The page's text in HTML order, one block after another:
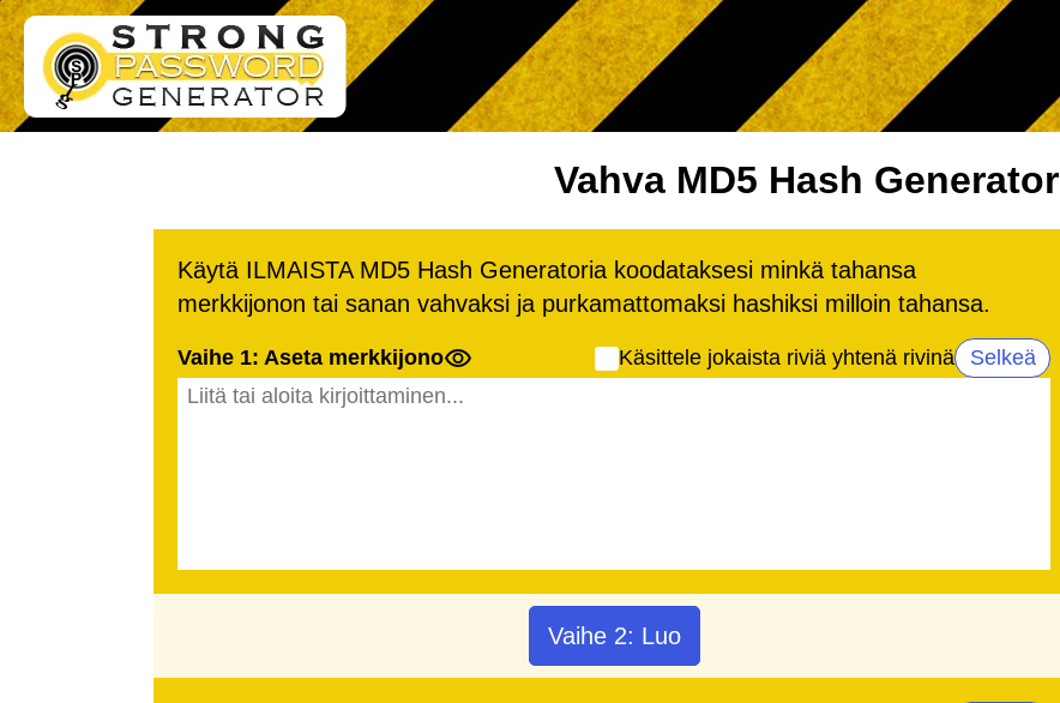
Vahva MD5 Hash Generator
Käytä ILMAISTA MD5 Hash Generatoria koodataksesi minkä tahansa
merkkijonon tai sanan vahvaksi ja purkamattomaksi hashiksi milloin tahansa.
Vaihe 1: Aseta merkkijono Käsittele jokaista riviä yhtenä rivinä Selkeä
Vaihe 2: Luo